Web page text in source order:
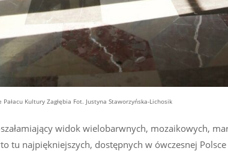
Pałacu Kultury Zagłębia Fot. Justyna Staworzyńska-Lichosik
widok wielobarwnych, mozaikowych,
tu najpiękniejszych, dostępnych w ówczesnej